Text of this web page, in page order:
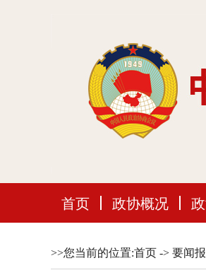
首页 政协概况
>>您当前的位置:首页 -> 要闻